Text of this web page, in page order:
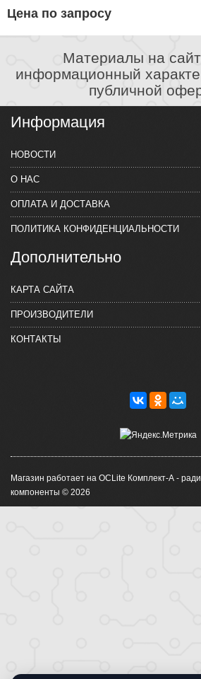
Цена по запросу
Материалы на
информационный
публичной
Информация
НОВОСТИ
О НАС
ОПЛАТА И ДОСТАВКА
ПОЛИТИКА КОНФИДЕНЦИАЛЬНОСТИ
Дополнительно
КАРТА САЙТА
ПРОИЗВОДИТЕЛИ
КОНТАКТЫ
Магазин работает на OCLite Комплект-А -
компоненты © 2026